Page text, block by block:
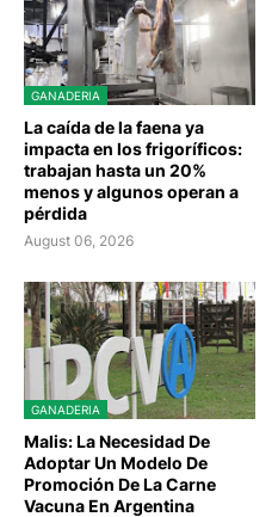
GANADERIA
La caída de la faena ya
impacta en los frigoríficos:
trabajan hasta un 20%
menos y algunos operan a
pérdida
August 06, 2026
GANADERIA
Malis: La Necesidad De
Adoptar Un Modelo De
Promoción De La Carne
Vacuna En Argentina